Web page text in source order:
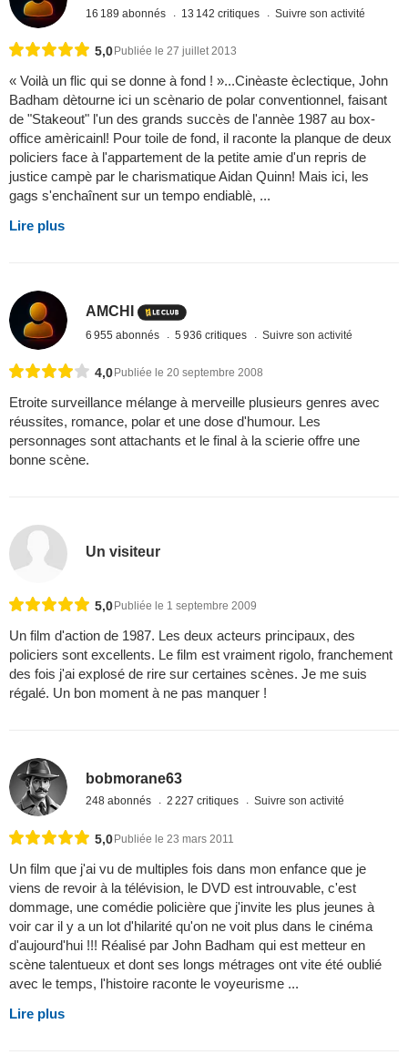
16 189 abonnés 13 142 critiques Suivre son activité
5,0 Publiée le 27 juillet 2013
« Voilà un flic qui se donne à fond ! »...Cinèaste èclectique, John
Badham dètourne ici un scènario de polar conventionnel, faisant
de "Stakeout" l'un des grands succès de l'annèe 1987 au box-
office amèricainl! Pour toile de fond, il raconte la planque de deux
policiers face à l'appartement de la petite amie d'un repris de
justice campè par le charismatique Aidan Quinn! Mais ici, les
gags s'enchaînent sur un tempo endiablè, ...
Lire plus
AMCHI
6 955 abonnés 5 936 critiques Suivre son activité
4,0Publiée le 20 septembre 2008
Etroite surveillance mélange à merveille plusieurs genres avec
réussites, romance, polar et une dose d'humour. Les
personnages sont attachants et le final à la scierie offre une
bonne scène.
Un visiteur
5,0Publiée le 1 septembre 2009
Un film d'action de 1987. Les deux acteurs principaux, des
policiers sont excellents. Le film est vraiment rigolo, franchement
des fois j'ai explosé de rire sur certaines scènes. Je me suis
régalé. Un bon moment à ne pas manquer !
bobmorane63
248 abonnés 2 227 critiques Suivre son activité
5,0 Publiée le 23 mars 2011
Un film que j'ai vu de multiples fois dans mon enfance que je
viens de revoir à la télévision, le DVD est introuvable, c'est
dommage, une comédie policière que j'invite les plus jeunes à
voir car il y a un lot d'hilarité qu'on ne voit plus dans le cinéma
d'aujourd'hui !!! Réalisé par John Badham qui est metteur en
scène talentueux et dont ses longs métrages ont vite été oublié
avec le temps, l'histoire raconte le voyeurisme ...
Lire plus